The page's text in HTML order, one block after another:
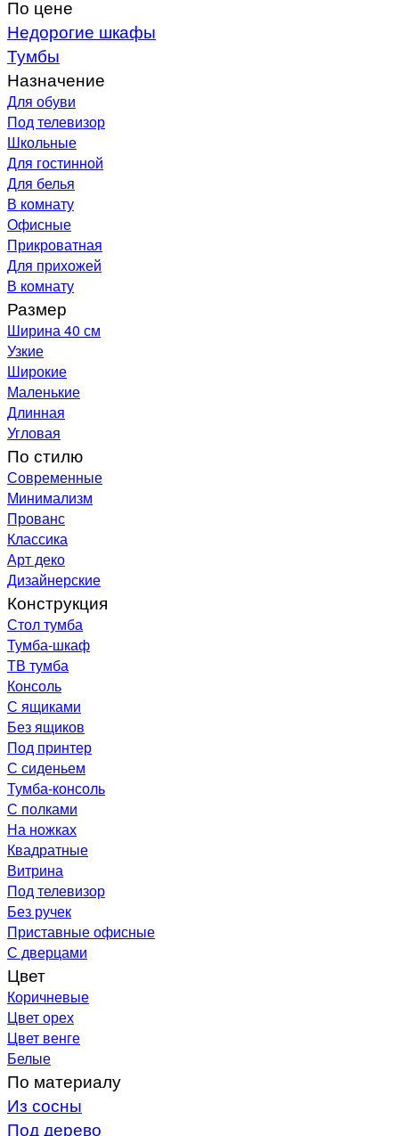
По цене
Недорогие шкафы
Тумбы
Назначение
Для обуви
Под телевизор
Школьные
Для гостинной
Для белья
В комнату
Офисные
Прикроватная
Для прихожей
В комнату
Размер
Ширина 40 см
Узкие
Широкие
Маленькие
Длинная
Угловая
По стилю
Современные
Минимализм
Прованс
Классика
Арт деко
Дизайнерские
Конструкция
Стол тумба
Тумба-шкаф
ТВ тумба
Консоль
С ящиками
Без ящиков
Под принтер
С сиденьем
Тумба-консоль
С полками
На ножках
Квадратные
Витрина
Под телевизор
Без ручек
Приставные офисные
С дверцами
Цвет
Коричневые
Цвет орех
Цвет венге
Белые
По материалу
Из сосны
Под дерево